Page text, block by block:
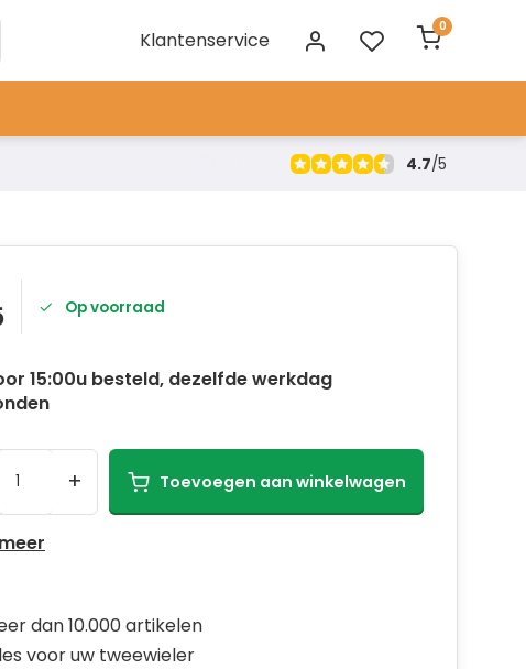
Klantenservice
0
4.7/5
Op voorraad
15:00u besteld, dezelfde werkdag
+ Toevoegen aan winkelwagen
dan 10.000 artikelen
voor uw tweewieler